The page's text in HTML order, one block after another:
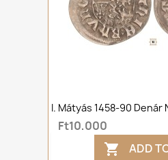
I. Mátyás 1458-90 Denár
Ft10,000
 ADD